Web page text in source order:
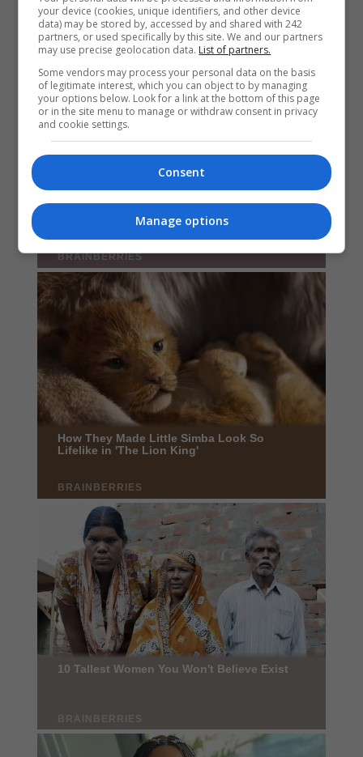
your device (cookies, unique identifiers, and other device
data) may be stored by, accessed by and shared with 242
partners, or used specifically by this site. We and our partners
may use precise geolocation data. List of partners.
Some vendors may process your personal data on the basis
of legitimate interest, which you can object to by managing
your options below. Look for a link at the bottom of this page
or in the site menu to manage or withdraw consent in privacy
and cookie settings.
Consent
Manage options